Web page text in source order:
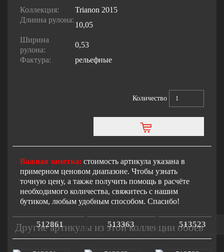
Коллекция:
Trianon 2015
Длинна рулона:
10,05
Ширина
рулона:
0,53
Фактура:
рельефные
Количество
Важная заметка: стоимость артикула указана в
примерном ценовом диапазоне. Чтобы узнать
точную цену, а также получить помощь в расчёте
необходимого количества, свяжитесь с нашим
бутиком, любым удобным способом. Спасибо!
Другие артикулы из этой коллекции обоев
512861 513363 513523